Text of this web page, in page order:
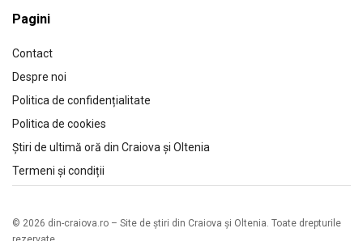
Pagini
Contact
Despre noi
Politica de confidențialitate
Politica de cookies
Știri de ultimă oră din Craiova și Oltenia
Termeni și condiții
© 2026 din-craiova.ro – Site de știri din Craiova și Oltenia. Toate drepturile